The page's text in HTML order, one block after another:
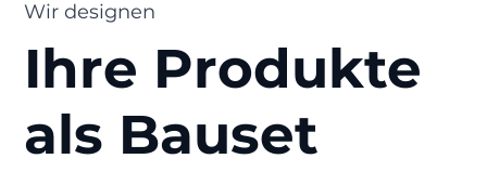
Ihre Produkte
als Bauset
Wir designen